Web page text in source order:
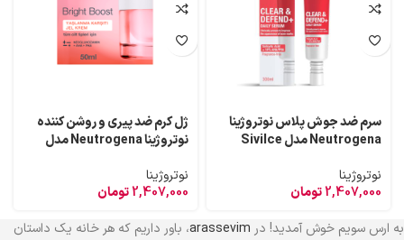
سرم ضد جوش پلاس نوتروژینا
Neutrogena مدل Sivilce
نوتروژینا
2,407,000تومان
ژل کرم ضد پیری و روشن کننده
نوتروژینا Neutrogena مدل
نوتروژینا
2,407,000تومان
به ارس سویم خوش آمدید! در arassevim، باور داریم که هر خانه یک داستان